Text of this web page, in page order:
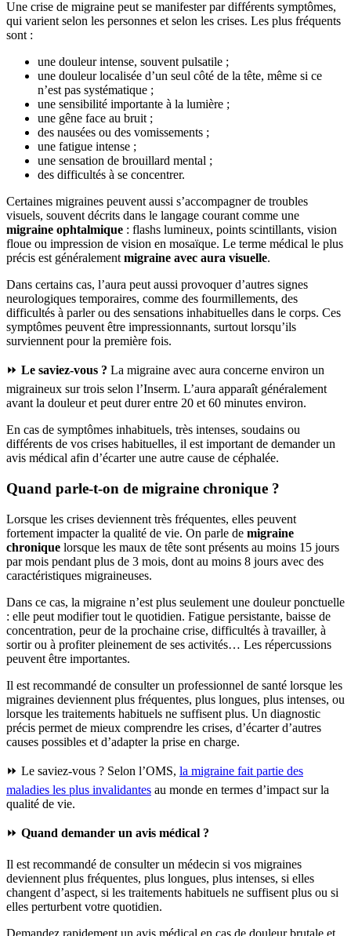
Une crise de migraine peut se manifester par différents symptômes,
qui varient selon les personnes et selon les crises. Les plus fréquents
sont :
une douleur intense, souvent pulsatile ;
une douleur localisée d’un seul côté de la tête, même si ce
n’est pas systématique ;
une sensibilité importante à la lumière ;
une gêne face au bruit ;
des nausées ou des vomissements ;
une fatigue intense ;
une sensation de brouillard mental ;
des difficultés à se concentrer.
Certaines migraines peuvent aussi s’accompagner de troubles
visuels, souvent décrits dans le langage courant comme une
migraine ophtalmique : flashs lumineux, points scintillants, vision
floue ou impression de vision en mosaïque. Le terme médical le plus
précis est généralementmigraine avec aura visuelle.
Dans certains cas, l’aura peut aussi provoquer d’autres signes
neurologiques temporaires, comme des fourmillements, des
difficultés à parler ou des sensations inhabituelles dans le corps. Ces
symptômes peuvent être impressionnants, surtout lorsqu’ils
surviennent pour la première fois.
⏩ Le saviez-vous ? La migraine avec aura concerne environ un
migraineux sur trois selon l’Inserm. L’aura apparaît généralement
avant la douleur et peut durer entre 20 et 60 minutes environ.
En cas de symptômes inhabituels, très intenses, soudains ou
différents de vos crises habituelles, il est important de demander un
avis médical afin d’écarter une autre cause de céphalée.
Quand parle-t-on de migraine chronique ?
Lorsque les crises deviennent très fréquentes, elles peuvent
fortement impacter la qualité de vie. On parle de migraine
chronique lorsque les maux de tête sont présents au moins 15 jours
par mois pendant plus de 3 mois, dont au moins 8 jours avec des
caractéristiques migraineuses.
Dans ce cas, la migraine n’est plus seulement une douleur ponctuelle
: elle peut modifier tout le quotidien. Fatigue persistante, baisse de
concentration, peur de la prochaine crise, difficultés à travailler, à
sortir ou à profiter pleinement de ses activités… Les répercussions
peuvent être importantes.
Il est recommandé de consulter un professionnel de santé lorsque les
migraines deviennent plus fréquentes, plus longues, plus intenses, ou
lorsque les traitements habituels ne suffisent plus. Un diagnostic
précis permet de mieux comprendre les crises, d’écarter d’autres
causes possibles et d’adapter la prise en charge.
⏩ Le saviez-vous ? Selon l’OMS, la migraine fait partie des
maladies les plus invalidantes au monde en termes d’impact sur la
qualité de vie.
⏩ Quand demander un avis médical ?
Il est recommandé de consulter un médecin si vos migraines
deviennent plus fréquentes, plus longues, plus intenses, si elles
changent d’aspect, si les traitements habituels ne suffisent plus ou si
elles perturbent votre quotidien.
Demandez rapidement un avis médical en cas de douleur brutale et